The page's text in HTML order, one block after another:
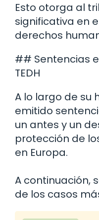
Esto otorga al
significativa en
derechos
## Sentencias
TEDH
A lo largo de su
emitido
un antes y un
protección de
en Europa.
A continuación,
de los casos